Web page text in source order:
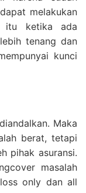
melakukan
itu ketika ada
tenang dan
kunci
Maka
berat, tetapi
pihak asuransi.
masalah
only dan all